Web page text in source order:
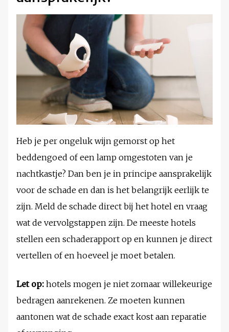
Heb je per ongeluk wijn gemorst op het
beddengoed of een lamp omgestoten van je
nachtkastje? Dan ben je in principe aansprakelijk
voor de schade en dan is het belangrijk eerlijk te
zijn. Meld de schade direct bij het hotel en vraag
wat de vervolgstappen zijn. De meeste hotels
stellen een schaderapport op en kunnen je direct
vertellen of en hoeveel je moet betalen.
Let op: hotels mogen je niet zomaar willekeurige
bedragen aanrekenen. Ze moeten kunnen
aantonen wat de schade exact kost aan reparatie